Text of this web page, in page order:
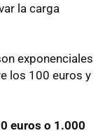
la carga
exponenciales
los 100 euros y
euros o 1.000